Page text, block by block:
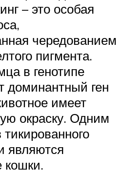
– это особая
чередованием
пигмента.
в генотипе
доминантный ген
имеет
окраску. Одним
являются
кошки.